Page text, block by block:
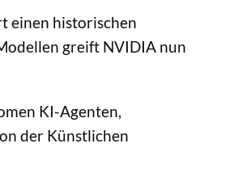
einen historischen
greift NVIDIA nun
KI-Agenten,
der Künstlichen